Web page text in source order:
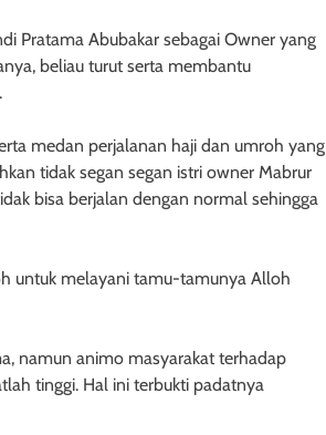
Pratama Abubakar sebagai Owner yang
beliau turut serta membantu
medan perjalanan haji dan umroh yang
tidak segan segan istri owner Mabrur
bisa berjalan dengan normal sehingga
untuk melayani tamu-tamunya Alloh
namun animo masyarakat terhadap
tinggi. Hal ini terbukti padatnya